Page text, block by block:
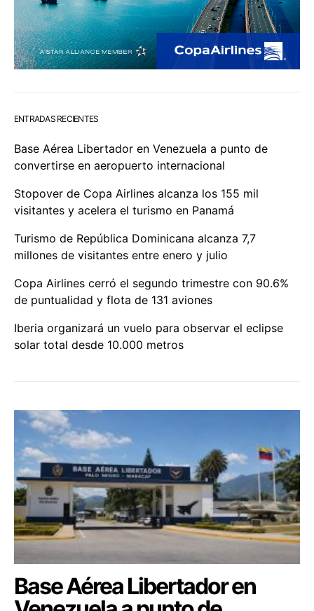
ENTRADAS RECIENTES
Base Aérea Libertador en Venezuela a punto de
convertirse en aeropuerto internacional
Stopover de Copa Airlines alcanza los 155 mil
visitantes y acelera el turismo en Panamá
Turismo de República Dominicana alcanza 7,7
millones de visitantes entre enero y julio
Copa Airlines cerró el segundo trimestre con 90.6%
de puntualidad y flota de 131 aviones
Iberia organizará un vuelo para observar el eclipse
solar total desde 10.000 metros
Base Aérea Libertador en